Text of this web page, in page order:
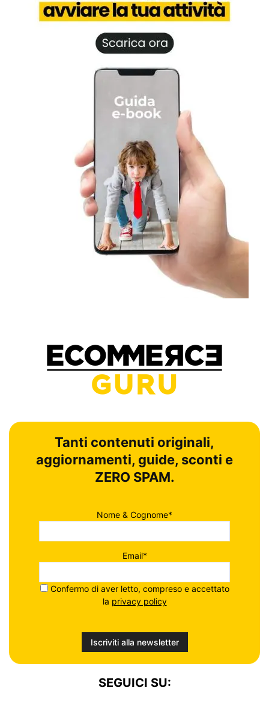
Tanti contenuti originali,
aggiornamenti, guide, sconti e
ZERO SPAM.
Nome & Cognome*
Email*
Confermo di aver letto, compreso e accettato
la privacy policy
SEGUICI SU: